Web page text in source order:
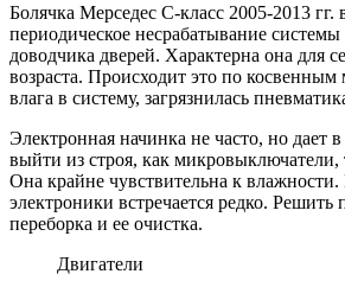
Болячка Мерседес С-класс 2005-2013 гг.
периодическое несрабатывание системы
доводчика дверей. Характерна она для
возраста. Происходит это по косвенным
влага в систему, загрязнилась
Электронная начинка не часто, но дает
выйти из строя, как микровыключатели,
Она крайне чувствительна к
электроники встречается редко.
переборка и ее очистка.
Двигатели